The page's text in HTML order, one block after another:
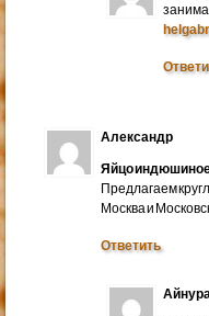
Александр
Яйцо
Предлагаем
Москва и
Ответить
Айнура